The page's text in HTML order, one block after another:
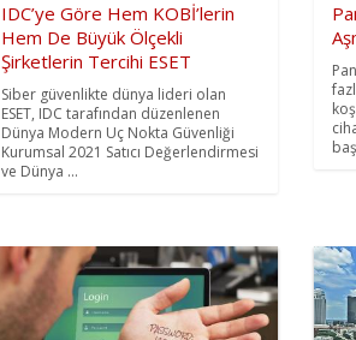
IDC’ye Göre Hem KOBİ’lerin
Hem De Büyük Ölçekli
Şirketlerin Tercihi ESET
Siber güvenlikte dünya lideri olan
ESET, IDC tarafından düzenlenen
Dünya Modern Uç Nokta Güvenliği
Kurumsal 2021 Satıcı Değerlendirmesi
ve Dünya ...